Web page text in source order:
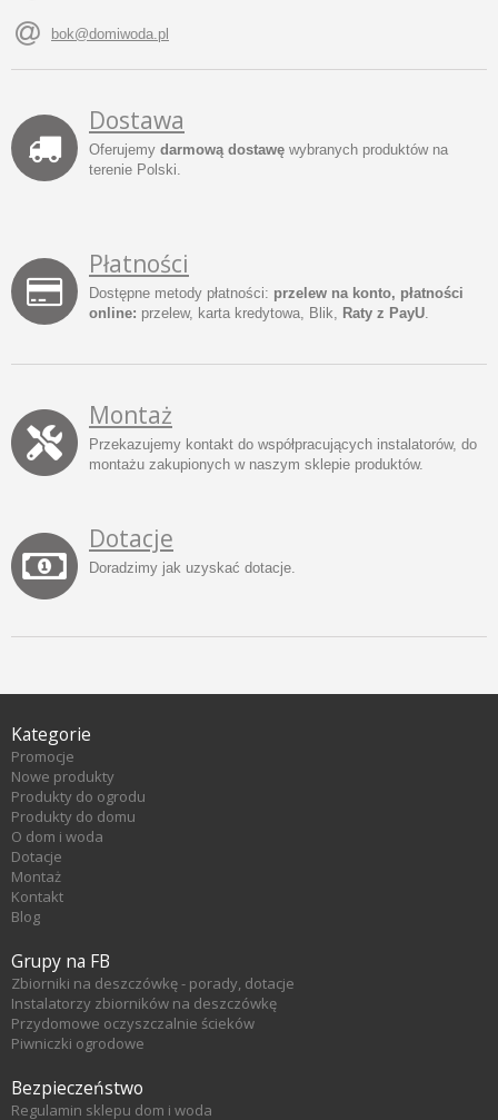
bok@domiwoda.pl
Dostawa
Oferujemy darmową dostawę wybranych produktów na
terenie Polski.
Płatności
Dostępne metody płatności: przelew na konto, płatności
online: przelew, karta kredytowa, Blik, Raty z PayU
Montaż
Przekazujemy kontakt do współpracujących instalatorów, do
montażu zakupionych w naszym sklepie produktów.
Dotacje
Doradzimy jak uzyskać dotacje.
Kategorie
Promocje
Nowe produkty
Produkty do ogrodu
Produkty do domu
O dom i woda
Dotacje
Montaż
Kontakt
Blog
Grupy na FB
Zbiorniki na deszczówkę - porady, dotacje
Instalatorzy zbiorników na deszczówkę
Przydomowe oczyszczalnie ścieków
Piwniczki ogrodowe
Bezpieczeństwo
Regulamin sklepu dom i woda